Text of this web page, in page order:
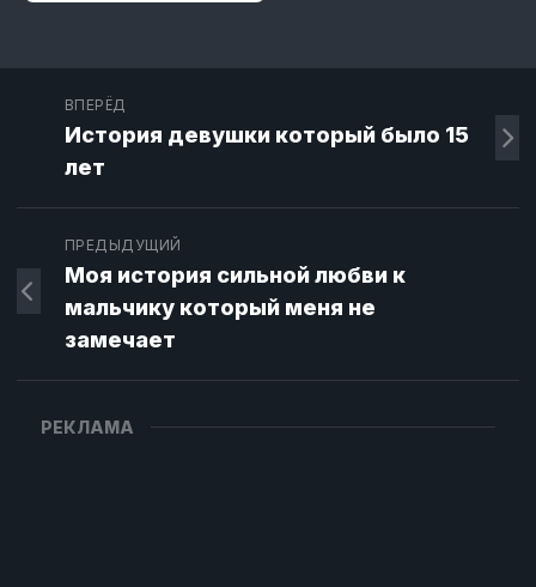
ВПЕРЁД
История девушки который было 15
лет
ПРЕДЫДУЩИЙ
Моя история сильной любви к
мальчику который меня не
замечает
РЕКЛАМА